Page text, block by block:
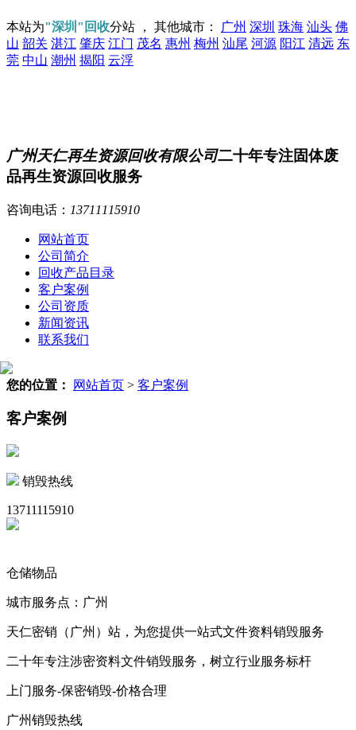
本站为"深圳"回收分站 ， 其他城市： 广州 深圳 珠海 汕头 佛
山 韶关 湛江 肇庆 江门 茂名 惠州 梅州 汕尾 河源 阳江 清远 东
莞 中山 潮州 揭阳 云浮
广州天仁再生资源回收有限公司二十年专注固体废
品再生资源回收服务
咨询电话： 13711115910
网站首页
公司简介
回收产品目录
客户案例
公司资质
新闻资讯
联系我们
您的位置： 网站首页 > 客户案例
客户案例
销毁热线
13711115910
仓储物品
城市服务点：广州
天仁密销（广州）站，为您提供一站式文件资料销毁服务
二十年专注涉密资料文件销毁服务，树立行业服务标杆
上门服务-保密销毁-价格合理
广州销毁热线